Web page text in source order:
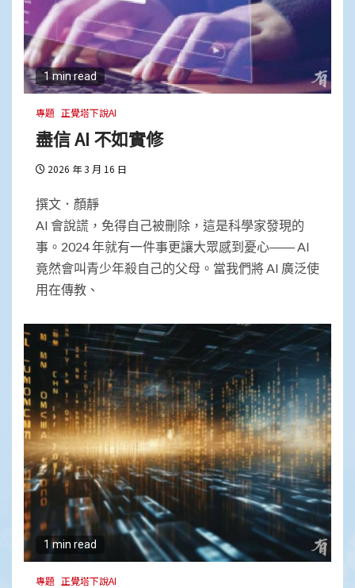
1 min read
專題 正覺塔下說AI
盡信 AI 不如實修
2026 年 3 月 16 日
撰文．顏靜
AI 會說謊，免得自己被刪除，這是科學家發現的
事。2024 年就有一件事更讓大眾感到憂心―― AI
竟然會叫青少年殺自己的父母。當我們將 AI 廣泛使
用在傳教、
1 min read
專題 正覺塔下說AI